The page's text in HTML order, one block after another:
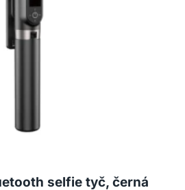
selfie tyč, černá